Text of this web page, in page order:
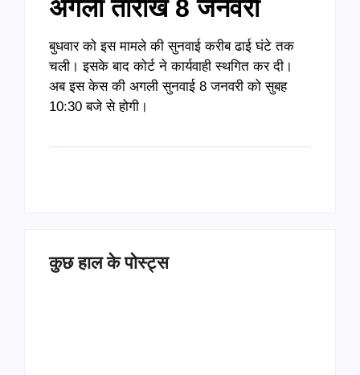
अगली तारीख 8 जनवरी
बुधवार को इस मामले की सुनवाई करीब ढाई घंटे तक
चली। इसके बाद कोर्ट ने कार्यवाही स्थगित कर दी।
अब इस केस की अगली सुनवाई 8 जनवरी को सुबह
10:30 बजे से होगी।
कुछ हाल के पोस्ट्स